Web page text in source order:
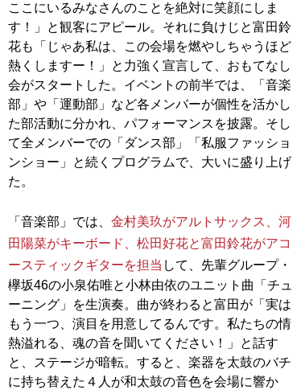
ここにいるみなさんのことを絶対に笑顔にしま
す！」と観客にアピール。それに負けじと富田鈴
花も「じゃあ私は、この会場を燃やしちゃうほど
熱くしますー！」と力強く宣言して、おもてなし
会がスタートした。イベントの前半では、「音楽
部」や「運動部」など各メンバーが個性を活かし
た部活動に分かれ、パフォーマンスを披露。そし
て全メンバーでの「ダンス部」「私服ファッショ
ンショー」と続くプログラムで、大いに盛り上げ
た。
「音楽部」では、 金村美玖がアルトサックス、河
田陽菜がキーボード、松田好花と富田鈴花がアコ
ースティックギターを担当 して、先輩グループ・
欅坂46の小泉佑唯と小林由依のユニット曲「チュ
ーニング」を生演奏。曲が終わると富田が「実は
もう一つ、演目を用意してるんです。私たちの情
熱溢れる、魂の音を聞いてください！」と話す
と、ステージが暗転。すると、楽器を太鼓のバチ
に持ち替えた４人が和太鼓の音色を会場に響か